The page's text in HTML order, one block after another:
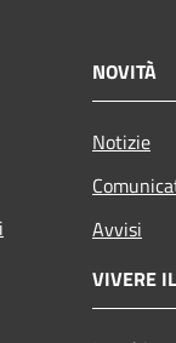
NOVITÀ
Notizie
Avvisi
VIVERE